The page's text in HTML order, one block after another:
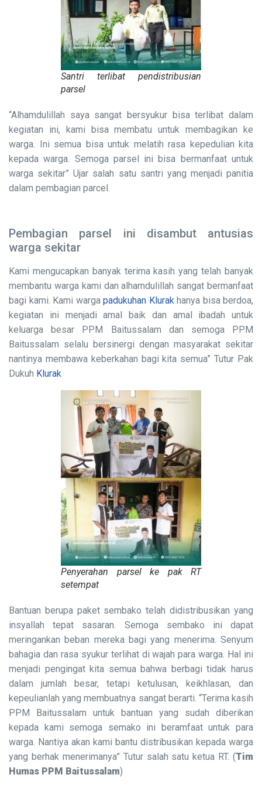
Santri terlibat pendistribusian
parsel
“Alhamdulillah saya sangat bersyukur bisa terlibat dalam
kegiatan ini, kami bisa membatu untuk membagikan ke
warga. Ini semua bisa untuk melatih rasa kepedulian kita
kepada warga. Semoga parsel ini bisa bermanfaat untuk
warga sekitar” Ujar salah satu santri yang menjadi panitia
dalam pembagian parcel.
Pembagian parsel ini disambut antusias
warga sekitar
Kami mengucapkan banyak terima kasih yang telah banyak
membantu warga kami dan alhamdulillah sangat bermanfaat
bagi kami. Kami warga padukuhan Klurakhanya bisa berdoa,
kegiatan ini menjadi amal baik dan amal ibadah untuk
keluarga besar PPM Baitussalam dan semoga PPM
Baitussalam selalu bersinergi dengan masyarakat sekitar
nantinya membawa keberkahan bagi kita semua” Tutur Pak
Dukuh Klurak
Penyerahan parsel ke pak RT
setempat
Bantuan berupa paket sembako telah didistribusikan yang
insyallah tepat sasaran. Semoga sembako ini dapat
meringankan beban mereka bagi yang menerima. Senyum
bahagia dan rasa syukur terlihat di wajah para warga. Hal ini
menjadi pengingat kita semua bahwa berbagi tidak harus
dalam jumlah besar, tetapi ketulusan, keikhlasan, dan
kepeulianlah yang membuatnya sangat berarti. “Terima kasih
PPM Baitussalam untuk bantuan yang sudah diberikan
kepada kami semoga semako ini beramfaat untuk para
warga. Nantiya akan kami bantu distribusikan kepada warga
yang berhak menerimanya” Tutur salah satu ketua RT. (Tim
Humas PPM Baitussalam)